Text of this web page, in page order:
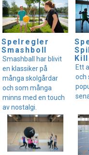
Spelregler
Smashboll
Smashball har blivit
en klassiker på
många skolgårdar
och som många
minns med en touch
av nostalgi.
Ett
och